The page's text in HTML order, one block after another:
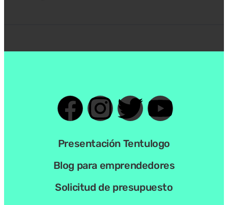
Presentación Tentulogo
Blog para emprendedores
Solicitud de presupuesto